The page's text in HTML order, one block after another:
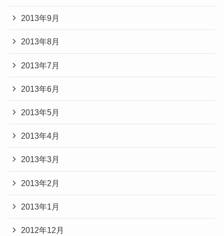
2013年9月
2013年8月
2013年7月
2013年6月
2013年5月
2013年4月
2013年3月
2013年2月
2013年1月
2012年12月